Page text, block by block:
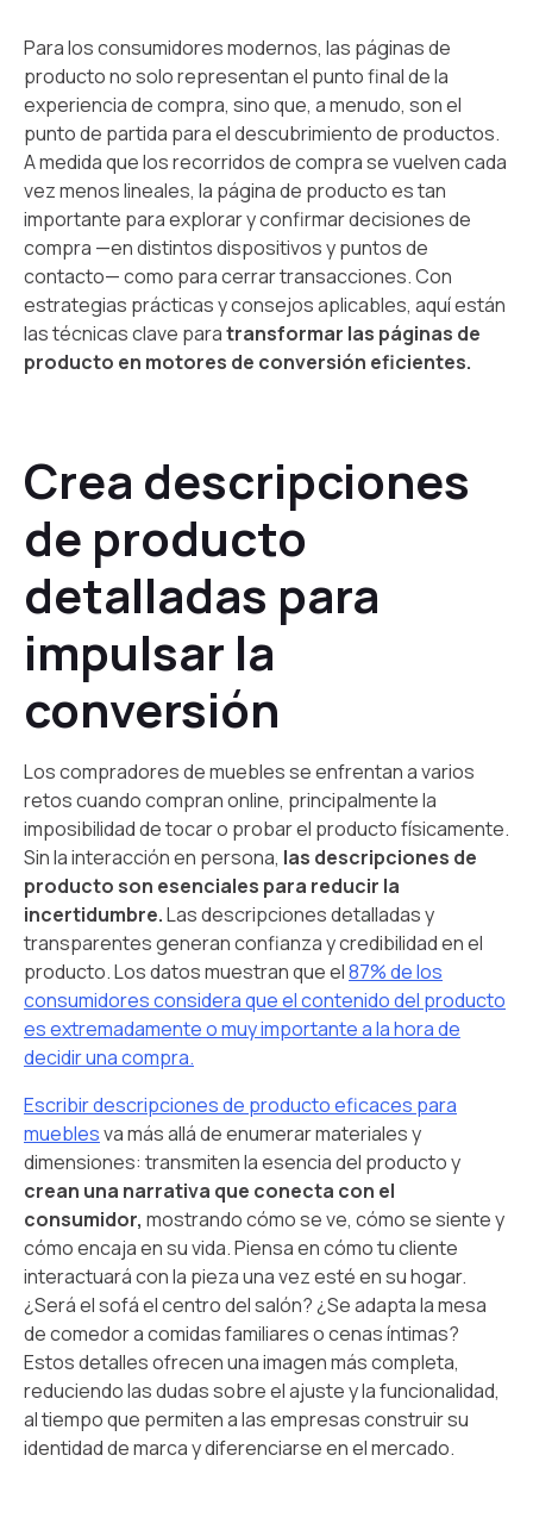
Para los consumidores modernos, las páginas de
producto no solo representan el punto final de la
experiencia de compra, sino que, a menudo, son el
punto de partida para el descubrimiento de productos.
A medida que los recorridos de compra se vuelven cada
vez menos lineales, la página de producto es tan
importante para explorar y confirmar decisiones de
compra —en distintos dispositivos y puntos de
contacto— como para cerrar transacciones. Con
estrategias prácticas y consejos aplicables, aquí están
las técnicas clave paratransformar las páginas de
producto en motores de conversión eficientes.
Crea descripciones
de producto
detalladas para
impulsar la
conversión
Los compradores de muebles se enfrentan a varios
retos cuando compran online, principalmente la
imposibilidad de tocar o probar el producto físicamente.
Sin la interacción en persona, las descripciones de
producto son esenciales para reducir la
incertidumbre.Las descripciones detalladas y
transparentes generan confianza y credibilidad en el
producto. Los datos muestran que el87% de los
consumidores considera que el contenido del producto
es extremadamente o muy importante a la hora de
decidir una compra.
Escribir descripciones de producto eficaces para
mueblesva más allá de enumerar materiales y
dimensiones: transmiten la esencia del producto y
crean una narrativa que conecta con el
consumidor, mostrando cómo se ve, cómo se siente y
cómo encaja en su vida. Piensa en cómo tu cliente
interactuará con la pieza una vez esté en su hogar.
¿Será el sofá el centro del salón? ¿Se adapta la mesa
de comedor a comidas familiares o cenas íntimas?
Estos detalles ofrecen una imagen más completa,
reduciendo las dudas sobre el ajuste y la funcionalidad,
al tiempo que permiten a las empresas construir su
identidad de marca y diferenciarse en el mercado.